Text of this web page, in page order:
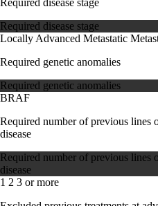
Required disease stage
Required disease stage
Locally Advanced Metastatic
Required genetic anomalies
Required genetic anomalies
BRAF
Required number of previous lines
disease
Required number of previous lines
disease
1 2 3 or more